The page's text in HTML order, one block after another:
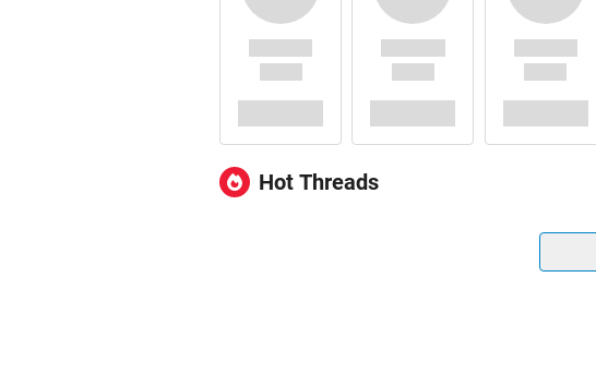
Hot Threads